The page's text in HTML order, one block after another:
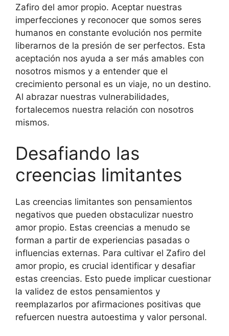
Zafiro del amor propio. Aceptar nuestras
imperfecciones y reconocer que somos seres
humanos en constante evolución nos permite
liberarnos de la presión de ser perfectos. Esta
aceptación nos ayuda a ser más amables con
nosotros mismos y a entender que el
crecimiento personal es un viaje, no un destino.
Al abrazar nuestras vulnerabilidades,
fortalecemos nuestra relación con nosotros
mismos.
Desafiando las
creencias limitantes
Las creencias limitantes son pensamientos
negativos que pueden obstaculizar nuestro
amor propio. Estas creencias a menudo se
forman a partir de experiencias pasadas o
influencias externas. Para cultivar el Zafiro del
amor propio, es crucial identificar y desafiar
estas creencias. Esto puede implicar cuestionar
la validez de estos pensamientos y
reemplazarlos por afirmaciones positivas que
refuercen nuestra autoestima y valor personal.